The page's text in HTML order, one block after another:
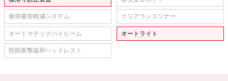
衝突被害軽減システム クリアランスソナー
オートマチックハイビーム オートライト
頸部衝撃緩和ヘッドレスト